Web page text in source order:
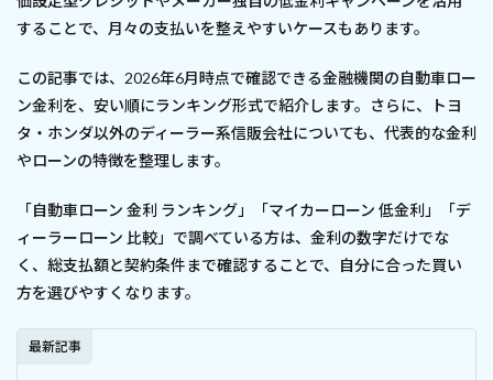
することで、月々の支払いを整えやすいケースもあります。
この記事では、2026年6月時点で確認できる金融機関の自動車ロー
ン金利を、安い順にランキング形式で紹介します。さらに、トヨ
タ・ホンダ以外のディーラー系信販会社についても、代表的な金利
やローンの特徴を整理します。
「自動車ローン 金利 ランキング」「マイカーローン 低金利」「デ
ィーラーローン 比較」で調べている方は、金利の数字だけでな
く、総支払額と契約条件まで確認することで、自分に合った買い
方を選びやすくなります。
最新記事